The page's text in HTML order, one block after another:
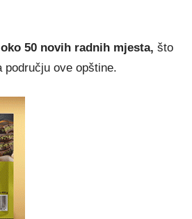
50 novih radnih mjesta, što
području ove opštine.